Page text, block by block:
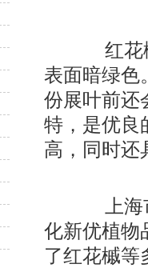
红花
表面暗绿色
份展叶前还
特，是优良
高，同时还
上海市
化新优植物
了红花槭等